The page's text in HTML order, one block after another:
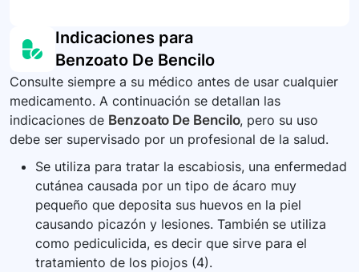
vencido o ya no es necesario. Consulte a su
farmacéutico o a su gestor de residuos locales
sobre cómo desechar su medicamento de
manera segura.
síntomas de sobredosis pueden incluir
ampollas, costras, picazón intensa, entre otros.
instrucciones de aplicación del benzoato de
bencilo. No use más ni menos cantidad del
medicamento ni lo use con mayor frecuencia de
lo que su médico le indica. Informe a todos sus
proveedores de atención médica que está
utilizando benzoato de bencilo. Lleve un registro
de todas sus citas médicas y pruebas de
laboratorio.
Indicaciones para
Benzoato De Bencilo
Consulte siempre a su médico antes de usar cualquier
medicamento. A continuación se detallan las
indicaciones de Benzoato De Bencilo, pero su uso
debe ser supervisado por un profesional de la salud.
Se utiliza para tratar la escabiosis, una enfermedad
cutánea causada por un tipo de ácaro muy
pequeño que deposita sus huevos en la piel
causando picazón y lesiones. También se utiliza
como pediculicida, es decir que sirve para el
tratamiento de los piojos (4).